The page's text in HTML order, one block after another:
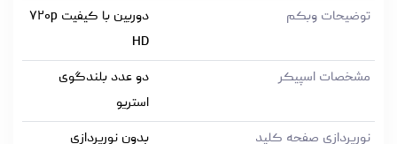
توضیحات وبکم
دوربین با کیفیت ۷۲۰p
HD
مشخصات اسپیکر
دو عدد بلندگوی
استریو
نورپردازی صفحه کلید
بدون نورپردازی